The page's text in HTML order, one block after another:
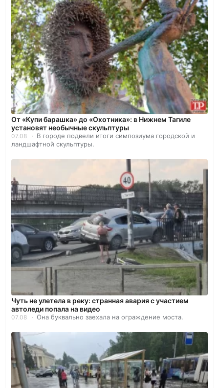
От «Купи барашка» до «Охотника»: в Нижнем Тагиле
установят необычные скульптуры
07.08
В городе подвели итоги симпозиума городской и
ландшафтной скульптуры.
Чуть не улетела в реку: странная авария с участием
автоледи попала на видео
07.08 Она буквально заехала на ограждение моста.